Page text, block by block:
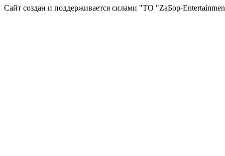
Сайт создан и поддерживается силами "ТО "ZаБор-